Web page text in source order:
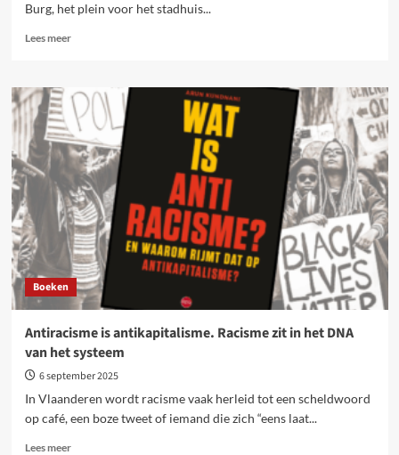
Burg, het plein voor het stadhuis...
Lees meerLees
de
genocide!
Wekelijkse
acties
in
Brugge
Boeken
Antiracisme is antikapitalisme. Racisme zit in het DNA
van het systeem
6 september 2025
In Vlaanderen wordt racisme vaak herleid tot een scheldwoord
op café, een boze tweet of iemand die zich “eens laat...
Lees meerLees